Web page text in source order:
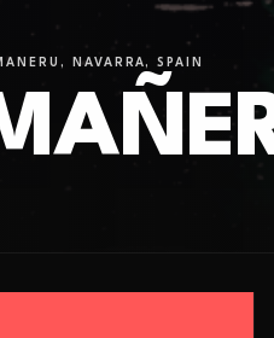
NAVARRA, SPAIN